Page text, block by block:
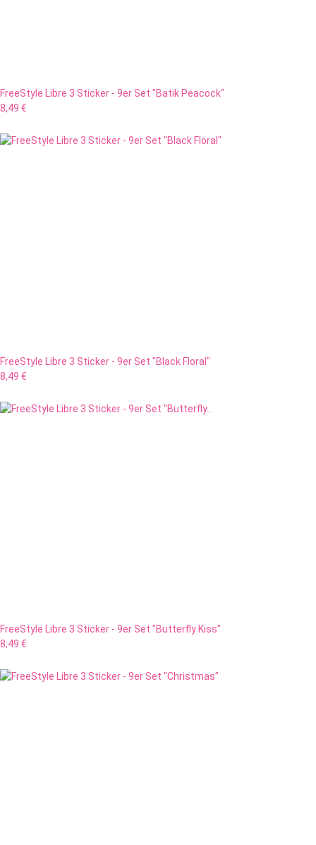
FreeStyle Libre 3 Sticker - 9er Set "Batik Peacock"
8,49 €
FreeStyle Libre 3 Sticker - 9er Set "Black Floral"
8,49 €
FreeStyle Libre 3 Sticker - 9er Set "Butterfly Kiss"
8,49 €